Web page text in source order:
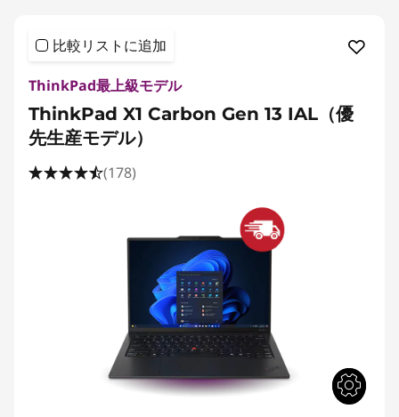
ン
ペ
比較リストに追加
ThinkPad最上級モデル
ThinkPad X1 Carbon Gen 13 IAL（優
先生産モデル）
(178)